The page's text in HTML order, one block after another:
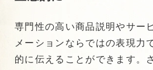
専門性の高い商品説明やサー
メーションならではの表現力
的に伝えることができます。